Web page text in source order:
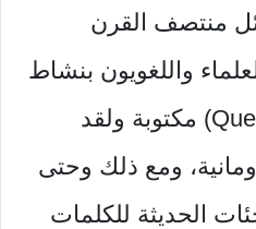
منتصف القرن
واللغويون بنشاط
على تطوير لغة (Quechua) مكتوبة ولقد
ومع ذلك وحتى
الحديثة للكلمات